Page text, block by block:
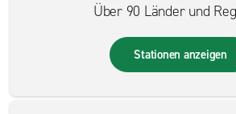
Über 90 Länder und
Stationen anzeigen